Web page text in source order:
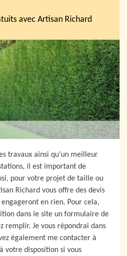
avec Artisan Richard
travaux ainsi qu’un meilleur
il est important de
pour votre projet de taille ou
Richard vous offre des devis
en rien. Pour cela,
dans le site un formulaire de
remplir. Je vous répondrai dans
également me contacter à
votre disposition si vous